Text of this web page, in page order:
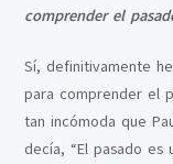
comprender el
Sí, definitivamente
para comprender el
tan incómoda que
decía, “El pasado